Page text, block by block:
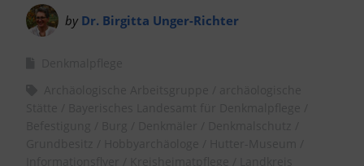
by Dr. Birgitta Unger-Richter